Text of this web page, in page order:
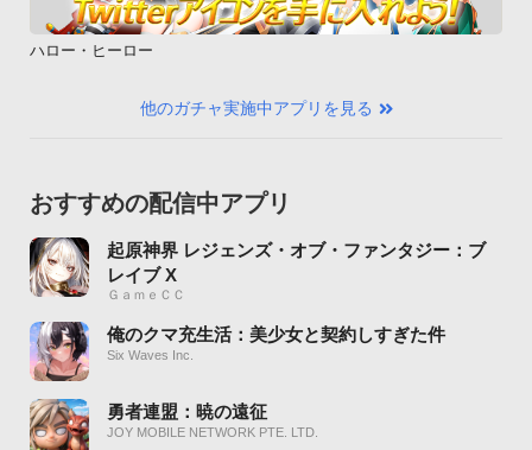
ハロー・ヒーロー
他のガチャ実施中アプリを見る
おすすめの配信中アプリ
起原神界 レジェンズ・オブ・ファンタジー：ブ
レイブ X
ＧａｍｅＣＣ
俺のクマ充生活：美少女と契約しすぎた件
Six Waves Inc.
勇者連盟：暁の遠征
JOY MOBILE NETWORK PTE. LTD.